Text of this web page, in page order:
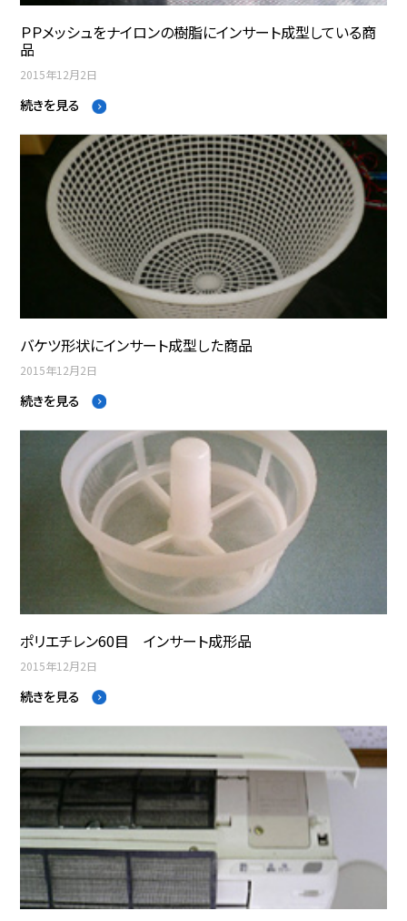
ＰＰメッシュをナイロンの樹脂にインサート成型している商
品
2015年12月2日
続きを見る
バケツ形状にインサート成型した商品
2015年12月2日
続きを見る
ポリエチレン60目 インサート成形品
2015年12月2日
続きを見る